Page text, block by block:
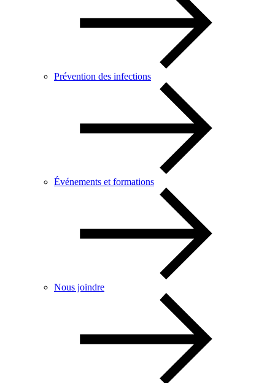
Prévention des infections
Événements et formations
Nous joindre